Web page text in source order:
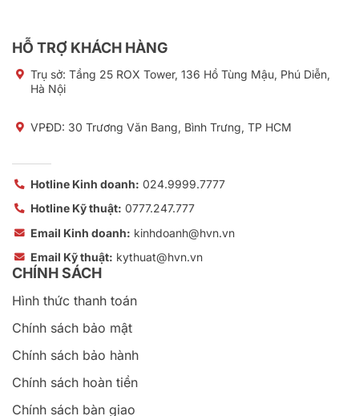
Chính sách hoàn tiền
Chính sách bàn giao
Quy trình triển khai dịch vụ
Quy trình xử lý khiếu nại
Thỏa thuận sử dụng dịch vụ
Cam kết chất lượng dịch vụ
Copyright © 2026 Công ty Cổ phần Tập đoàn HVN
Giấy phép kinh doanh số: 0105791302 cấp ngày 15/02/2012
bởi Sở Kế Hoạch và Đầu Tư Thành phố Hà Nội
Sử dụng nội dung ở trang này và dịch vụ tại Tập đoàn HVN có
mật của chúng tôi.